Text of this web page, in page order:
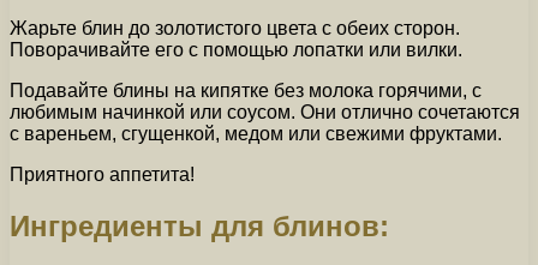
Жарьте блин до золотистого цвета с обеих сторон.
Поворачивайте его с помощью лопатки или вилки.
Подавайте блины на кипятке без молока горячими, с
любимым начинкой или соусом. Они отлично сочетаются
с вареньем, сгущенкой, медом или свежими фруктами.
Приятного аппетита!
Ингредиенты для блинов: